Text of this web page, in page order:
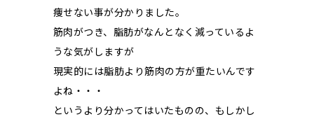
痩せない事が分かりました。
筋肉がつき、脂肪がなんとなく減っているよ
うな気がしますが
現実的には脂肪より筋肉の方が重たいんです
よね・・・
というより分かってはいたものの、もしかし